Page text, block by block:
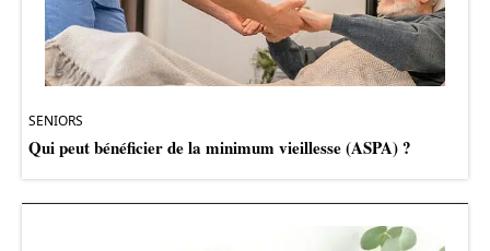
SENIORS
Qui peut bénéficier de la minimum vieillesse (ASPA) ?